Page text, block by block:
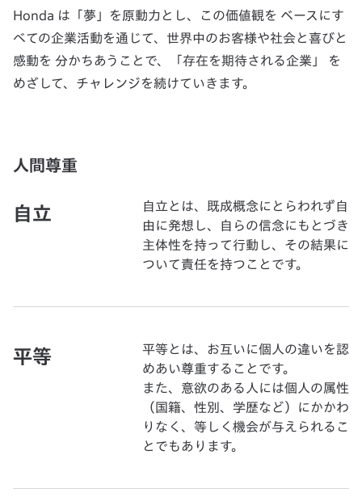
Honda は「夢」を原動力とし、この価値観を ベースにす
べての企業活動を通じて、世界中のお客様や社会と喜びと
感動を 分かちあうことで、「存在を期待される企業」 を
めざして、チャレンジを続けていきます。
人間尊重
自立
自立とは、既成概念にとらわれず自
由に発想し、自らの信念にもとづき
主体性を持って行動し、その結果に
ついて責任を持つことです。
平等
平等とは、お互いに個人の違いを認
めあい尊重することです。
また、意欲のある人には個人の属性
（国籍、性別、学歴など）にかかわ
りなく、等しく機会が与えられるこ
とでもあります。